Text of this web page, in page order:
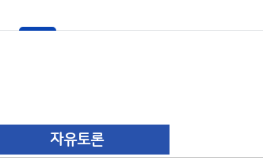
자유토론